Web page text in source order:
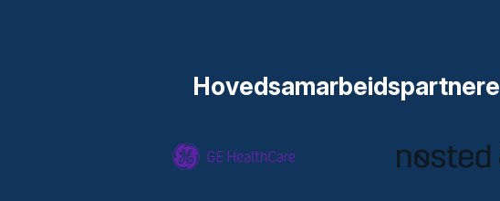
Hovedsamarbeidspartnere